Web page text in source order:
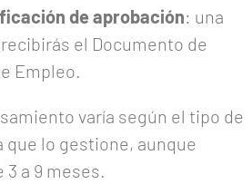
de aprobación: una
el Documento de
Empleo.
varía según el tipo de
que lo gestione, aunque
a 9 meses.